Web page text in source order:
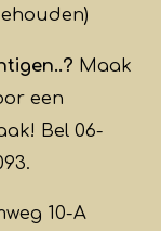
Maak
een
Bel 06-
10-A